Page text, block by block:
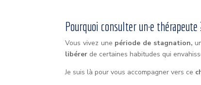
Pourquoi consulter un·e thérapeute
Vous vivez une période de stagnation,
libérer de certaines habitudes qui
Je suis là pour vous accompagner vers ce